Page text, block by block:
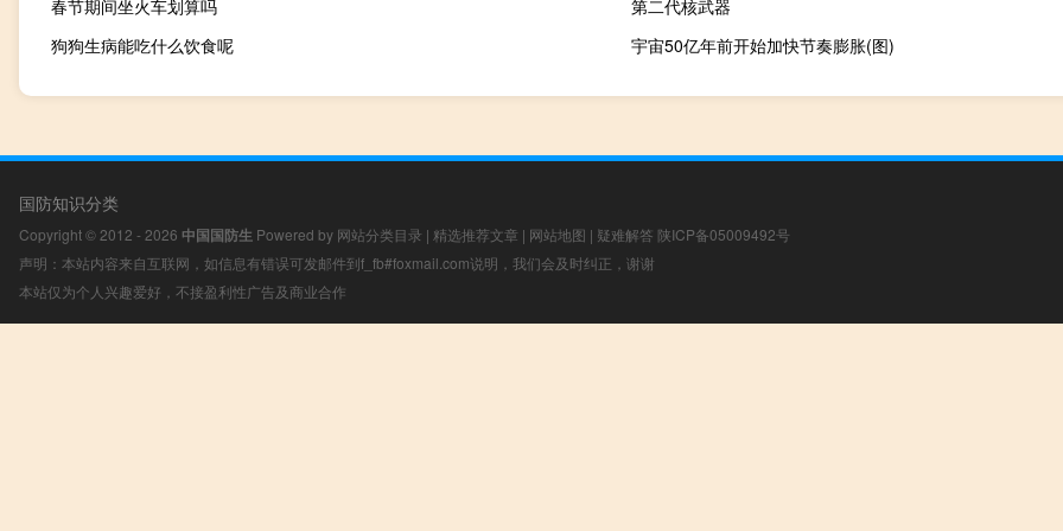
春节期间坐火车划算吗
第二代核武器
狗狗生病能吃什么饮食呢
宇宙50亿年前开始加快节奏膨胀(图)
国防知识分类
Copyright © 2012 - 2026 中国国防生 Powered by 网站分类目录 | 精选推荐文章 | 网站地图 | 疑难解答 陕ICP备05009492号
声明：本站内容来自互联网，如信息有错误可发邮件到f_fb#foxmail.com说明，我们会及时纠正，谢谢
本站仅为个人兴趣爱好，不接盈利性广告及商业合作